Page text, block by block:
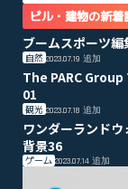
ビル・建物の新着
ブームスポーツ編
自然 2023.07.19 追加
The PARC Group
01
観光 2023.07.18 追加
ワンダーランドウ
背景36
ゲーム 2023.07.14 追加